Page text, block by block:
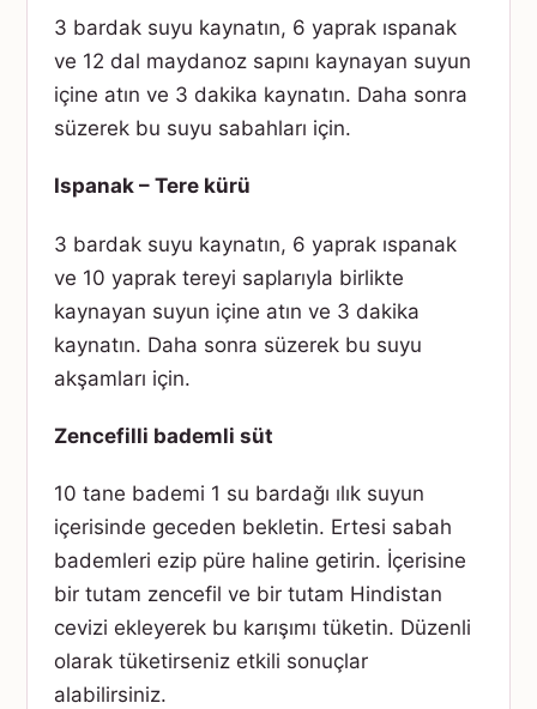
3 bardak suyu kaynatın, 6 yaprak ıspanak
ve 12 dal maydanoz sapını kaynayan suyun
içine atın ve 3 dakika kaynatın. Daha sonra
süzerek bu suyu sabahları için.
Ispanak – Tere kürü
3 bardak suyu kaynatın, 6 yaprak ıspanak
ve 10 yaprak tereyi saplarıyla birlikte
kaynayan suyun içine atın ve 3 dakika
kaynatın. Daha sonra süzerek bu suyu
akşamları için.
Zencefilli bademli süt
10 tane bademi 1 su bardağı ılık suyun
içerisinde geceden bekletin. Ertesi sabah
bademleri ezip püre haline getirin. İçerisine
bir tutam zencefil ve bir tutam Hindistan
cevizi ekleyerek bu karışımı tüketin. Düzenli
olarak tüketirseniz etkili sonuçlar
alabilirsiniz.